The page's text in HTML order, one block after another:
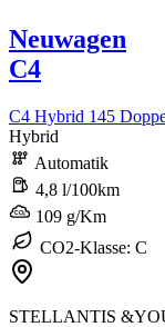
Neuwagen
C4
C4 Hybrid 145
Hybrid
Automatik
4,8 l/100km
109 g/Km
CO2-Klasse: C
STELLANTIS